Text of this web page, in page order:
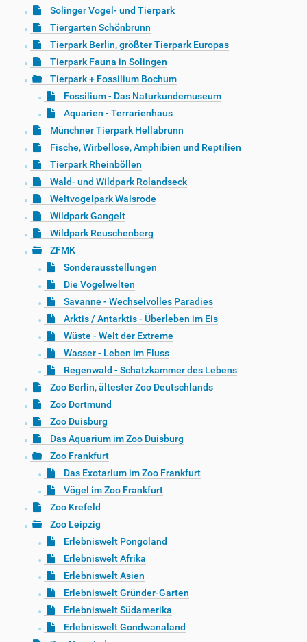
Solinger Vogel- und Tierpark
Tiergarten Schönbrunn
Tierpark Berlin, größter Tierpark Europas
Tierpark Fauna in Solingen
Tierpark + Fossilium Bochum
Fossilium - Das Naturkundemuseum
Aquarien - Terrarienhaus
Münchner Tierpark Hellabrunn
Fische, Wirbellose, Amphibien und Reptilien
Tierpark Rheinböllen
Wald- und Wildpark Rolandseck
Weltvogelpark Walsrode
Wildpark Gangelt
Wildpark Reuschenberg
ZFMK
Sonderausstellungen
Die Vogelwelten
Savanne - Wechselvolles Paradies
Arktis / Antarktis - Überleben im Eis
Wüste - Welt der Extreme
Wasser - Leben im Fluss
Regenwald - Schatzkammer des Lebens
Zoo Berlin, ältester Zoo Deutschlands
Zoo Dortmund
Zoo Duisburg
Das Aquarium im Zoo Duisburg
Zoo Frankfurt
Das Exotarium im Zoo Frankfurt
Vögel im Zoo Frankfurt
Zoo Krefeld
Zoo Leipzig
Erlebniswelt Pongoland
Erlebniswelt Afrika
Erlebniswelt Asien
Erlebniswelt Gründer-Garten
Erlebniswelt Südamerika
Erlebniswelt Gondwanaland